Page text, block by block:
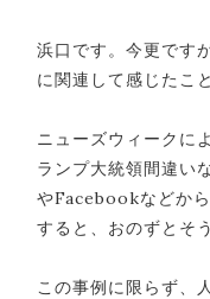
浜口です。今更です
に関連して感じたこと
ニューズウィークに
ランプ大統領間違
やFacebookなどか
すると、おのずとそ
この事例に限らず、